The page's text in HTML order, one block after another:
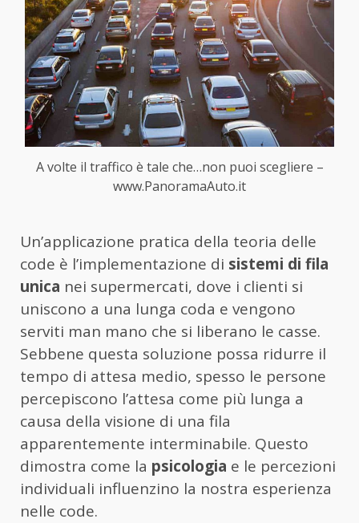
A volte il traffico è tale che…non puoi scegliere –
www.PanoramaAuto.it
Un’applicazione pratica della teoria delle
code è l’implementazione di sistemi di fila
unica nei supermercati, dove i clienti si
uniscono a una lunga coda e vengono
serviti man mano che si liberano le casse.
Sebbene questa soluzione possa ridurre il
tempo di attesa medio, spesso le persone
percepiscono l’attesa come più lunga a
causa della visione di una fila
apparentemente interminabile. Questo
dimostra come la psicologia e le percezioni
individuali influenzino la nostra esperienza
nelle code.